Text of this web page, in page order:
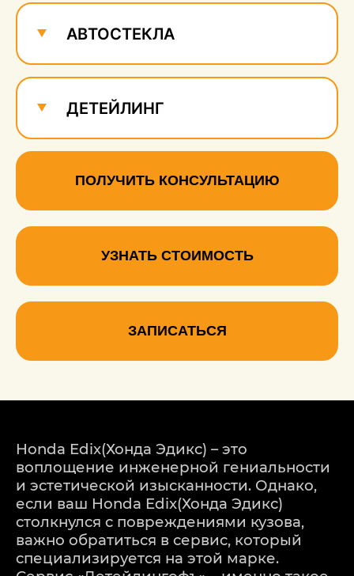
АВТОСТЕКЛА
ДЕТЕЙЛИНГ
ПОЛУЧИТЬ КОНСУЛЬТАЦИЮ
УЗНАТЬ СТОИМОСТЬ
ЗАПИСАТЬСЯ
Honda Edix(Хонда Эдикс) – это
воплощение инженерной гениальности
и эстетической изысканности. Однако,
если ваш Honda Edix(Хонда Эдикс)
столкнулся с повреждениями кузова,
важно обратиться в сервис, который
специализируется на этой марке.